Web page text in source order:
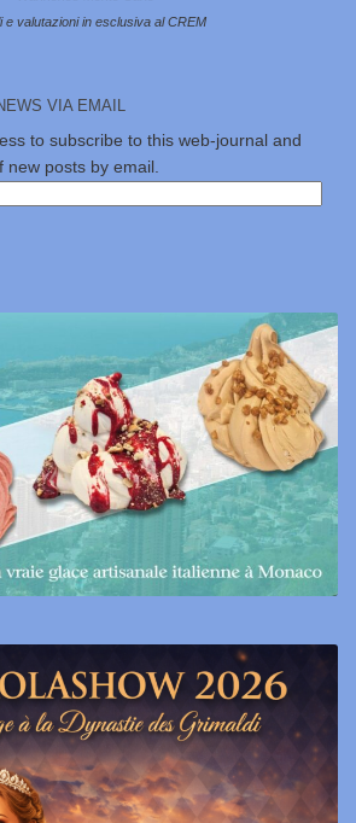
e valutazioni in esclusiva al CREM
VIA EMAIL
to subscribe to this web-journal and
new posts by email.